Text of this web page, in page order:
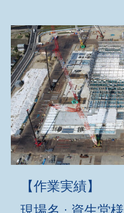
【作業実績】